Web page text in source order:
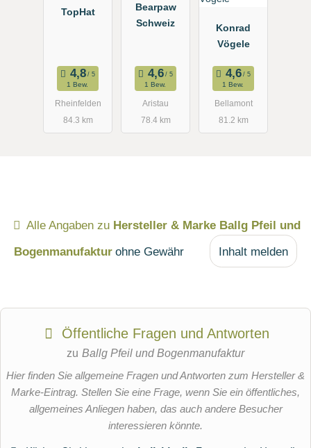
TopHat
1 Bew.
Rheinfelden
84.3 km
Bearpaw
Schweiz
1 Bew.
Aristau
78.4 km
Konrad
Vögele
1 Bew.
Bellamont
81.2 km
Alle Angaben zu Hersteller & Marke Ballg Pfeil und
Bogenmanufaktur ohne Gewähr Inhalt melden
Öffentliche Fragen und Antworten
zu Ballg Pfeil und Bogenmanufaktur
Hier finden Sie allgemeine Fragen und Antworten zum Hersteller &
Marke-Eintrag. Stellen Sie eine Frage, wenn Sie ein öffentliches,
allgemeines Anliegen haben, das auch andere Besucher
interessieren könnte.